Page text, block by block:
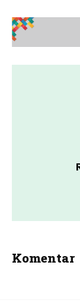
Komentar